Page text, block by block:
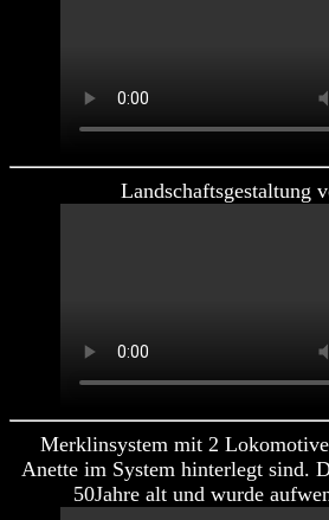
Landschaftsgestaltung
Merklinsystem mit 2
Anette im System hinterlegt sind.
50Jahre alt und wurde